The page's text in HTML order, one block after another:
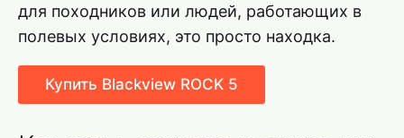
для походников или людей, работающих в
полевых условиях, это просто находка.
Купить Blackview ROCK 5